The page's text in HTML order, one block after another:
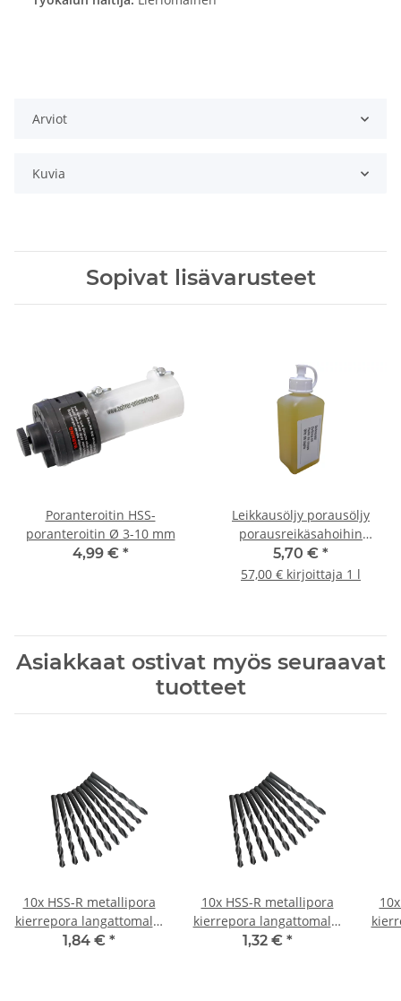
Arviot
Kuvia
Sopivat lisävarusteet
Poranteroitin HSS-
poranteroitin Ø 3-10 mm
4,99 € *
Leikkausöljy porausöljy
porausreikäsahoihin
metallipora 100ml
5,70 € *
57,00 € kirjoittaja 1 l
Asiakkaat ostivat myös seuraavat
tuotteet
10x HSS-R metallipora
kierrepora langattomalle
ruuvitaltalle/pora Ø 3,2
1,84 € *
10x HSS-R metallipora
kierrepora langattomalle
ruuvitaltalle/pora Ø 0,6
1,32 € *